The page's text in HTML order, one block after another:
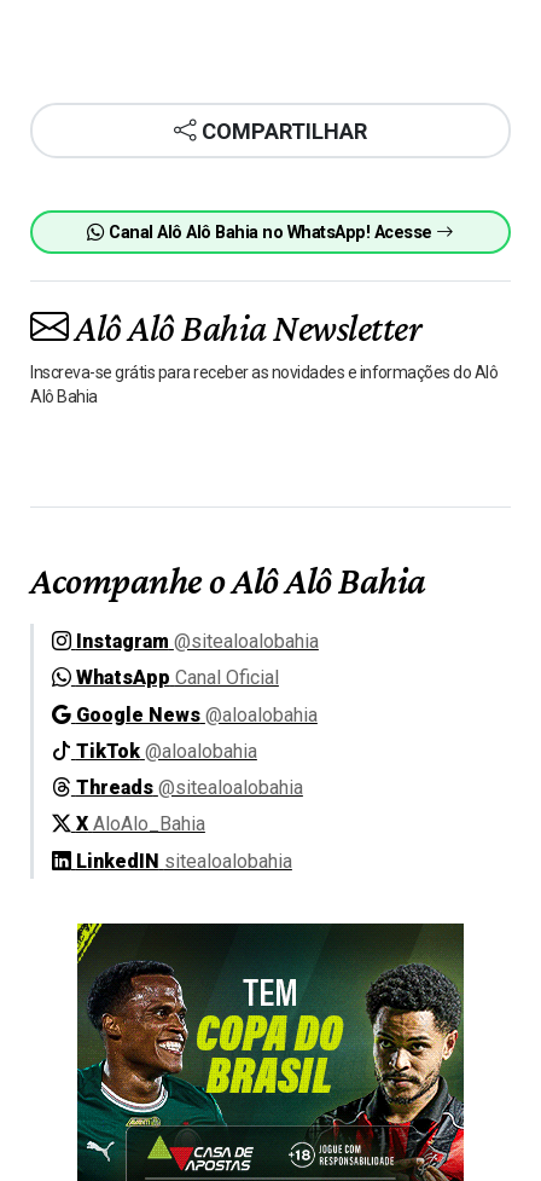
COMPARTILHAR
Canal Alô Alô Bahia no WhatsApp! Acesse
Alô Alô Bahia Newsletter
Inscreva-se grátis para receber as novidades e informações do Alô
Alô Bahia
Acompanhe o Alô Alô Bahia
Instagram @sitealoalobahia
WhatsApp Canal Oficial
Google News @aloalobahia
TikTok @aloalobahia
Threads @sitealoalobahia
X AloAlo_Bahia
LinkedIN sitealoalobahia